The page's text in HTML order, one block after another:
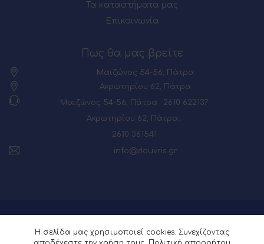
Τα καταστήματα μας
Επικοινωνία
Πως θα μας βρείτε
Μαιζώνος 54-56, Πάτρα
Ακρωτηρίου 62, Πάτρα
Μαιζώνος 54-56, Πάτρα : 2610 622137
Ακρωτηρίου 62, Πάτρα :
2610 361541
info@douvris.gr
© 2026 Powered by
Η σελίδα μας χρησιμοποιεί cookies. Συνεχίζοντας